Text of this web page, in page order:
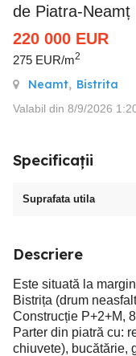
de Piatra-Neamț
220 000 EUR
275 EUR/m2
Neamt, Bistrita
Valabil din 8/9/2026
Specificații
Suprafata utila
Descriere
Este situată la
Bistrița (drum
Construcție P+2+M,
Parter din piatră cu:
chiuvete), bucătărie,